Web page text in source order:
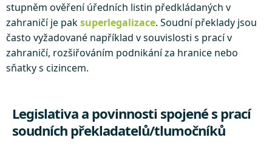
stupněm ověření úředních listin předkládaných v
zahraničí je paksuperlegalizace. Soudní překlady jsou
často vyžadované například v souvislosti s prací v
zahraničí, rozšiřováním podnikání za hranice nebo
sňatky s cizincem.
Legislativa a povinnosti spojené s prací
soudních překladatelů/tlumočníků